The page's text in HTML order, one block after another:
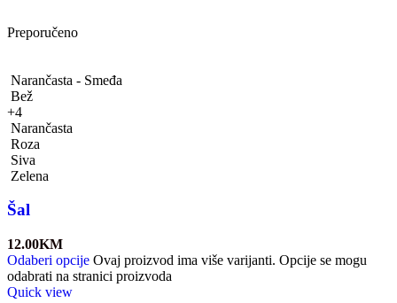
Preporučeno
Narančasta - Smeđa
Bež
+4
Narančasta
Roza
Siva
Zelena
Šal
12.00KM
Odaberi opcije Ovaj proizvod ima više varijanti. Opcije se mogu
odabrati na stranici proizvoda
Quick view